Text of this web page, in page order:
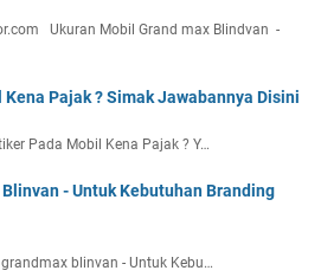
Ukuran Mobil Grand max Blindvan -
Pajak ? Simak Jawabannya Disini
Pada Mobil Kena Pajak ? Y…
- Untuk Kebutuhan Branding
blinvan - Untuk Kebu…